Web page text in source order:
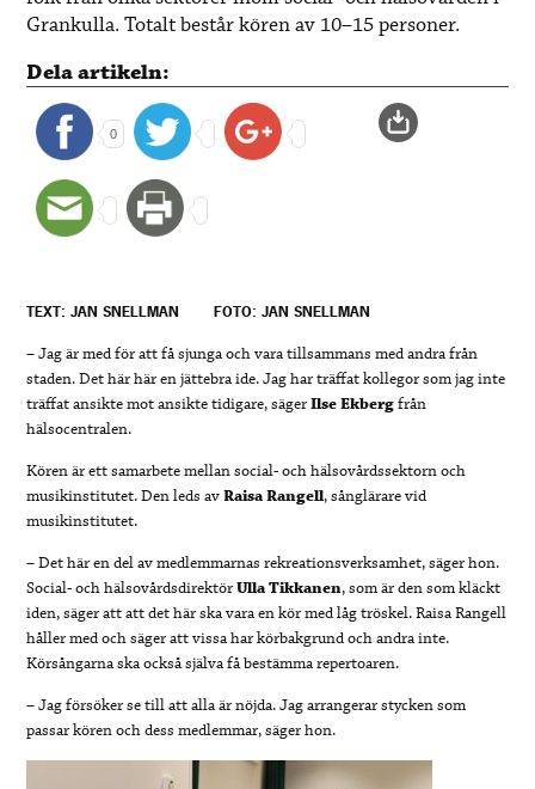
Grankulla. Totalt består kören av 10–15 personer.
Dela artikeln:
0
TEXT: JAN SNELLMAN FOTO: JAN SNELLMAN
– Jag är med för att få sjunga och vara tillsammans med andra från
staden. Det här här en jättebra ide. Jag har träffat kollegor som jag inte
träffat ansikte mot ansikte tidigare, sägerIlse Ekbergfrån
hälsocentralen.
Kören är ett samarbete mellan social- och hälsovårdssektorn och
musikinstitutet. Den leds avRaisa Rangell, sånglärare vid
musikinstitutet.
– Det här en del av medlemmarnas rekreationsverksamhet, säger hon.
Social- och hälsovårdsdirektörUlla Tikkanen, som är den som kläckt
iden, säger att att det här ska vara en kör med låg tröskel. Raisa Rangell
håller med och säger att vissa har körbakgrund och andra inte.
Körsångarna ska också själva få bestämma repertoaren.
– Jag försöker se till att alla är nöjda. Jag arrangerar stycken som
passar kören och dess medlemmar, säger hon.